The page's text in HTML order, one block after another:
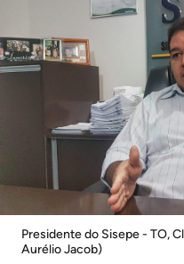
Presidente do Sisepe - TO,
Aurélio Jacob)